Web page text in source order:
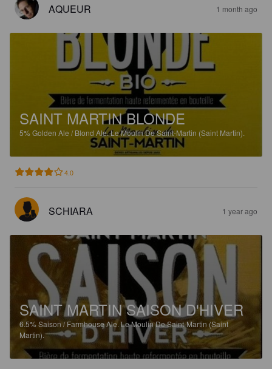
AQUEUR 1 month ago
SAINT MARTIN BLONDE
5%Golden Ale / Blond Ale.Le Moulin De Saint-Martin (Saint Martin).
4.0
SCHIARA 1 year ago
SAINT MARTIN SAISON D'HIVER
6.5%Saison / Farmhouse Ale. Le Moulin De Saint-Martin (Saint
Martin).